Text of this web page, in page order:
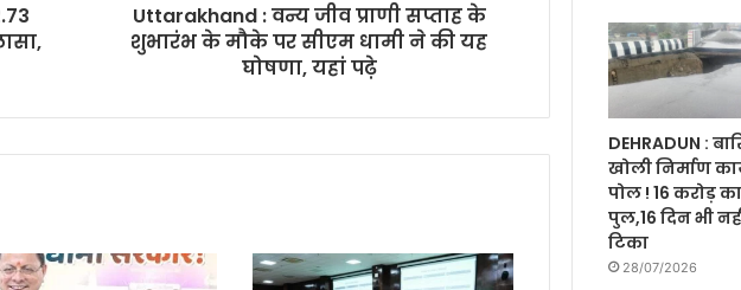
Uttarakhand : वन्य जीव प्राणी सप्ताह के
शुभारंभ के मौके पर सीएम धामी ने की यह
घोषणा, यहां पढ़े
DEHRADUN :
खोली निर्माण
पोल ! 16 करोड़ का
पुल,16 दिन भी
टिका
28/07/2026